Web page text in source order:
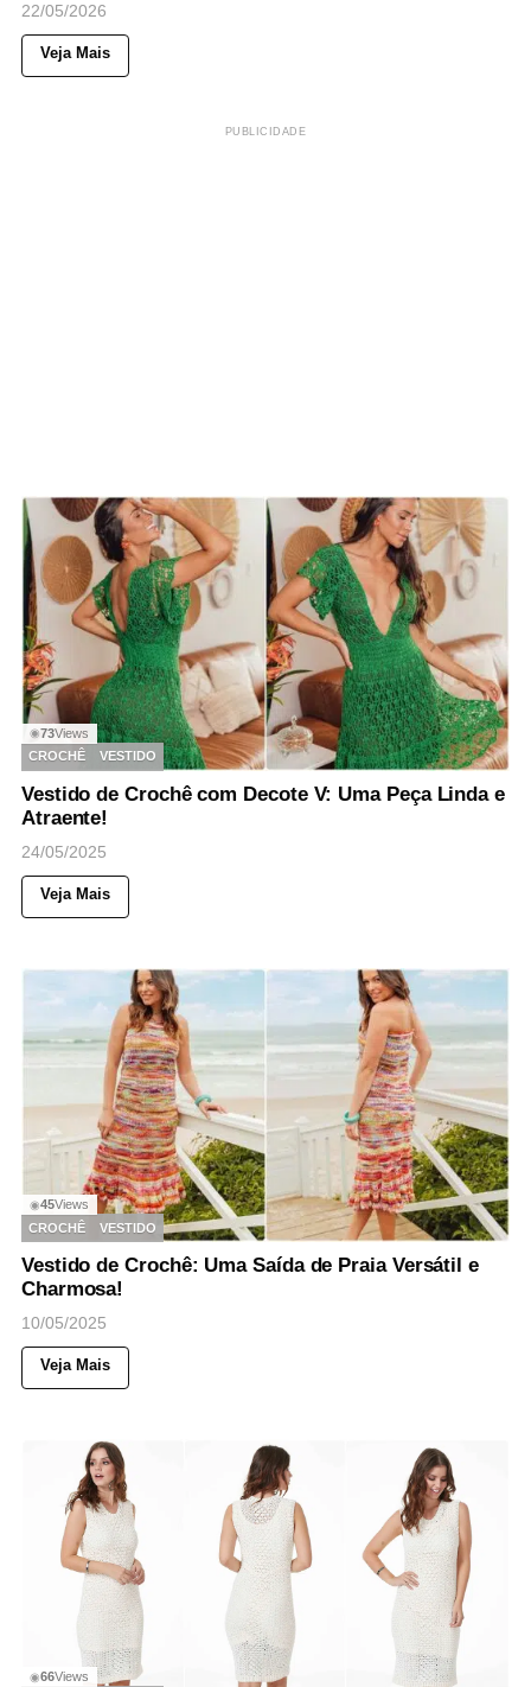
22/05/2026
Veja Mais
PUBLICIDADE
◉73Views
CROCHÊ
VESTIDO
Vestido de Crochê com Decote V: Uma Peça Linda e
Atraente!
24/05/2025
Veja Mais
◉45Views
CROCHÊ
VESTIDO
Vestido de Crochê: Uma Saída de Praia Versátil e
Charmosa!
10/05/2025
Veja Mais
◉66Views